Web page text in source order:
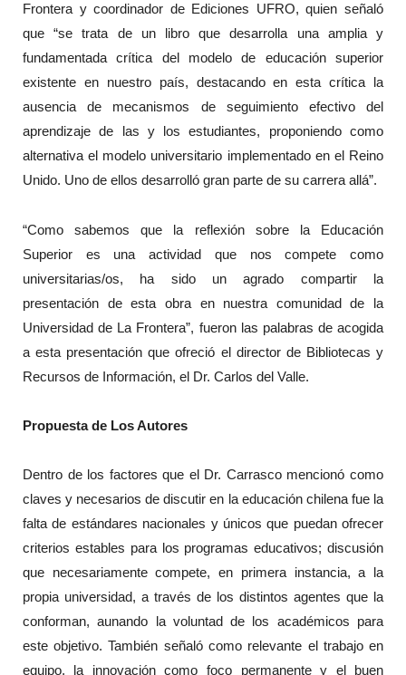
Frontera y coordinador de Ediciones UFRO, quien señaló
que “se trata de un libro que desarrolla una amplia y
fundamentada crítica del modelo de educación superior
existente en nuestro país, destacando en esta crítica la
ausencia de mecanismos de seguimiento efectivo del
aprendizaje de las y los estudiantes, proponiendo como
alternativa el modelo universitario implementado en el Reino
Unido. Uno de ellos desarrolló gran parte de su carrera allá”.
“Como sabemos que la reflexión sobre la Educación
Superior es una actividad que nos compete como
universitarias/os, ha sido un agrado compartir la
presentación de esta obra en nuestra comunidad de la
Universidad de La Frontera”, fueron las palabras de acogida
a esta presentación que ofreció el director de Bibliotecas y
Recursos de Información, el Dr. Carlos del Valle.
Propuesta de Los Autores
Dentro de los factores que el Dr. Carrasco mencionó como
claves y necesarios de discutir en la educación chilena fue la
falta de estándares nacionales y únicos que puedan ofrecer
criterios estables para los programas educativos; discusión
que necesariamente compete, en primera instancia, a la
propia universidad, a través de los distintos agentes que la
conforman, aunando la voluntad de los académicos para
este objetivo. También señaló como relevante el trabajo en
equipo, la innovación como foco permanente y el buen